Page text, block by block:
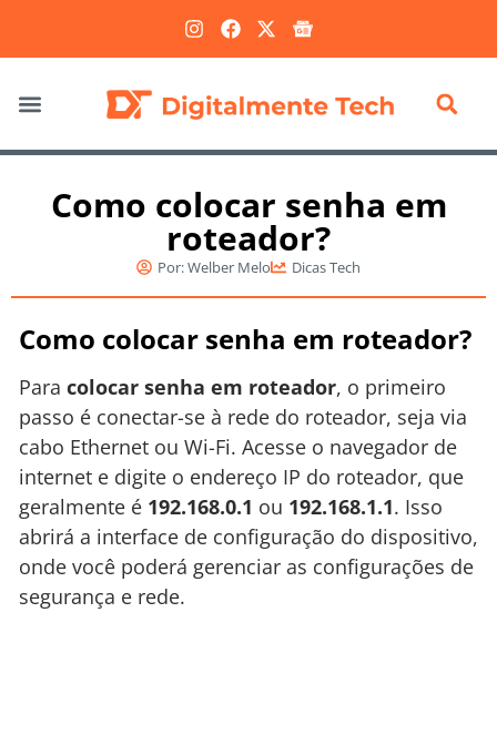
Como colocar senha em
roteador?
Por:Welber Melo Dicas Tech
Como colocar senha em roteador?
Para colocar senha em roteador, o primeiro
passo é conectar-se à rede do roteador, seja via
cabo Ethernet ou Wi-Fi. Acesse o navegador de
internet e digite o endereço IP do roteador, que
geralmente é 192.168.0.1 ou 192.168.1.1. Isso
abrirá a interface de configuração do dispositivo,
onde você poderá gerenciar as configurações de
segurança e rede.